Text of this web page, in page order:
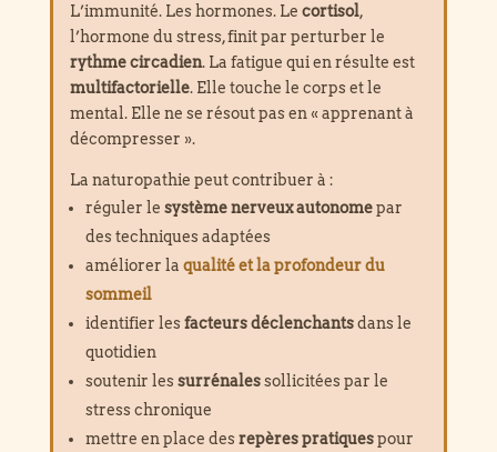
L’immunité. Les hormones. Le cortisol,
l’hormone du stress, finit par perturber le
rythme circadien. La fatigue qui en résulte est
multifactorielle. Elle touche le corps et le
mental. Elle ne se résout pas en « apprenant à
décompresser ».
La naturopathie peut contribuer à :
réguler le système nerveux autonomepar
des techniques adaptées
améliorer la qualité et la profondeur du
sommeil
identifier lesfacteurs déclenchantsdans le
quotidien
soutenir lessurrénalessollicitées par le
stress chronique
mettre en place desrepères pratiquespour